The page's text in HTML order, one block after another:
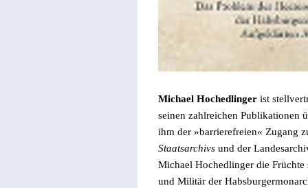
Michael Hochedlinger ist
seinen zahlreichen Publikationen
ihm der »barrierefreien« Zugang
Staatsarchivs und der
Michael Hochedlinger die Früchte
und Militär der